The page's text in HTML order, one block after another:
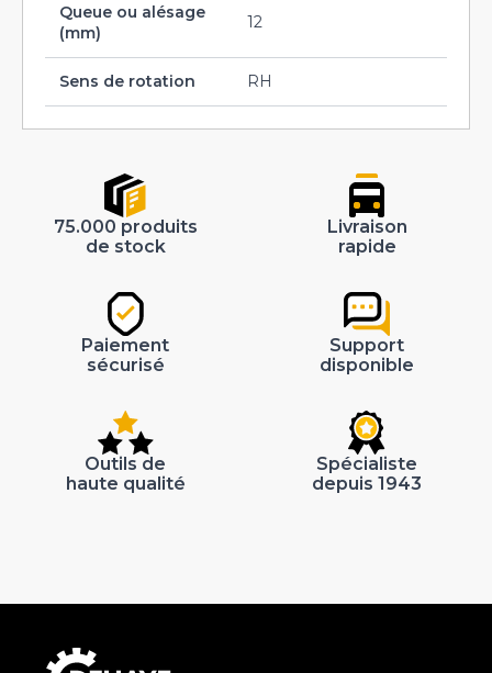
Queue ou alésage
(mm)
12
Sens de rotation RH
75.000 produits
de stock
Livraison
rapide
Paiement
sécurisé
Support
disponible
Outils de
haute qualité
Spécialiste
depuis 1943